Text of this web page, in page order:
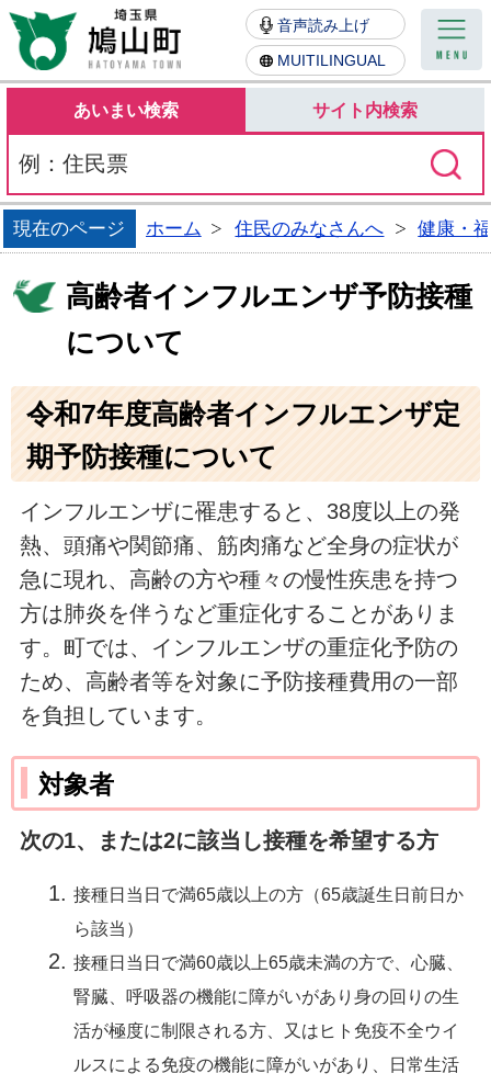
鳩山町
音声読み上げ
MUITILINGUAL
あいまい検索 サイト内検索
現在のページ ホーム 住民のみなさんへ 健康・
高齢者インフルエンザ予防接種
について
令和7年度高齢者インフルエンザ定
期予防接種について
インフルエンザに罹患すると、38度以上の発
熱、頭痛や関節痛、筋肉痛など全身の症状が
急に現れ、高齢の方や種々の慢性疾患を持つ
方は肺炎を伴うなど重症化することがありま
す。町では、インフルエンザの重症化予防の
ため、高齢者等を対象に予防接種費用の一部
を負担しています。
対象者
次の1、または2に該当し接種を希望する方
接種日当日で満65歳以上の方（65歳誕生日前日か
ら該当）
接種日当日で満60歳以上65歳未満の方で、心臓、
腎臓、呼吸器の機能に障がいがあり身の回りの生
活が極度に制限される方、又はヒト免疫不全ウイ
ルスによる免疫の機能に障がいがあり、日常生活